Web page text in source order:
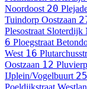
Noordoost 20
Tuindorp Oostzaan
Plesostraat Sloterdijk
6 Ploegstraat
West 16
Oostzaan 12
IJplein/Vogelbuurt 25